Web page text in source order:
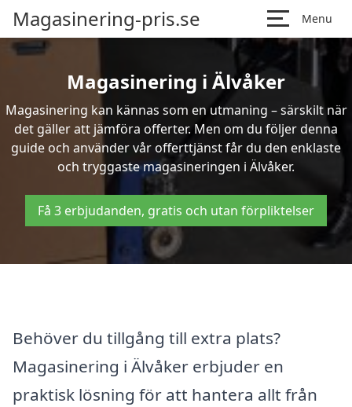
Magasinering-pris.se Menu
Magasinering i Älvåker
Magasinering kan kännas som en utmaning – särskilt när
det gäller att jämföra offerter. Men om du följer denna
guide och använder vår offerttjänst får du den enklaste
och tryggaste magasineringen i Älvåker.
Få 3 erbjudanden, gratis och utan förpliktelser
Behöver du tillgång till extra plats?
Magasinering i Älvåker erbjuder en
praktisk lösning för att hantera allt från